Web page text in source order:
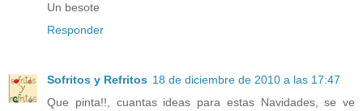
Un besote
Responder
Sofritos y Refritos 18 de diciembre de 2010 a las 17:47
Que pinta!!, cuantas ideas para estas Navidades, se ve